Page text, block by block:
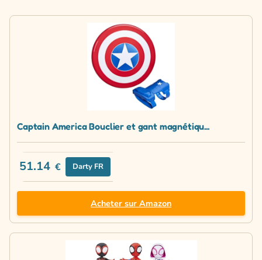
Captain America Bouclier et gant magnétiqu...
51.14 € Darty FR
Acheter sur Amazon